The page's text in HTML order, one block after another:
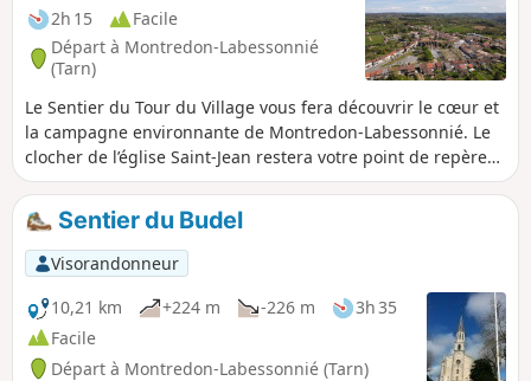
2h 15
Facile
Départ à Montredon-Labessonnié
(Tarn)
Le Sentier du Tour du Village vous fera découvrir le cœur et
la campagne environnante de Montredon-Labessonnié. Le
clocher de l’église Saint-Jean restera votre point de repère
central durant la balade. Son riche passé historique
marqué par les religions, l’astronomie et l’exploitation
minière se révèle tout au long de votre chemin autour du
village. Sentier d'intérêt communautaire réalisé par l'Office
de Tourisme Centre Tarn. Voir § Infos pratiques.
Sentier du Budel
Visorandonneur
10,21 km
+224 m -226 m
3h 35
Facile
Départ à Montredon-Labessonnié (Tarn)